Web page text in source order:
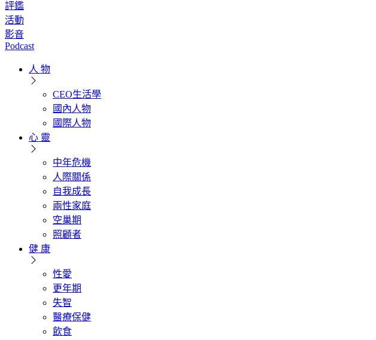
評鑑
活動
影音
Podcast
人 物
CEO生活學
國內人物
國際人物
心 靈
中年危機
人際關係
自我成長
兩性家庭
空巢期
照顧者
健 康
性愛
更年期
失智
醫療保健
飲食